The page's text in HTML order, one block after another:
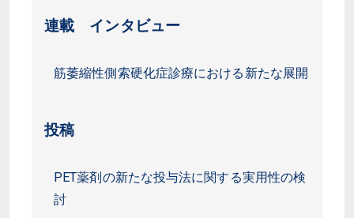
連載 インタビュー
筋萎縮性側索硬化症診療における新たな展開
投稿
PET薬剤の新たな投与法に関する実用性の検
討